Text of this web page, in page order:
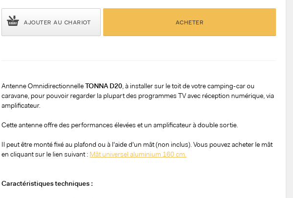
AJOUTER AU CHARIOT ACHETER
Antenne OmnidirectionnelleTONNA D20, à installer sur le toit de votre camping-car ou
caravane, pour pouvoir regarder la plupart des programmes TV avec réception numérique, via
amplificateur.
Cette antenne offre des performances élevées et un amplificateur à double sortie.
Il peut être monté fixé au plafond ou à l'aide d'un mât (non inclus). Vous pouvez acheter le mât
en cliquant sur le lien suivant : Mât universel aluminium 160 cm.
Caractéristiques techniques :